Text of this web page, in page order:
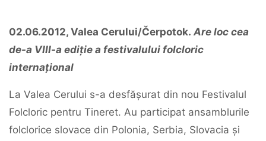
02.06.2012, Valea Cerului/Čerpotok. Are loc cea
de-a VIII-a ediție a festivalului folcloric
internațional
La Valea Cerului s-a desfășurat din nou Festivalul
Folcloric pentru Tineret. Au participat ansamblurile
folclorice slovace din Polonia, Serbia, Slovacia și